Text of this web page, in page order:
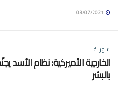
سورية
الخارجية الأميركية: نظام الأسد
بالبشر